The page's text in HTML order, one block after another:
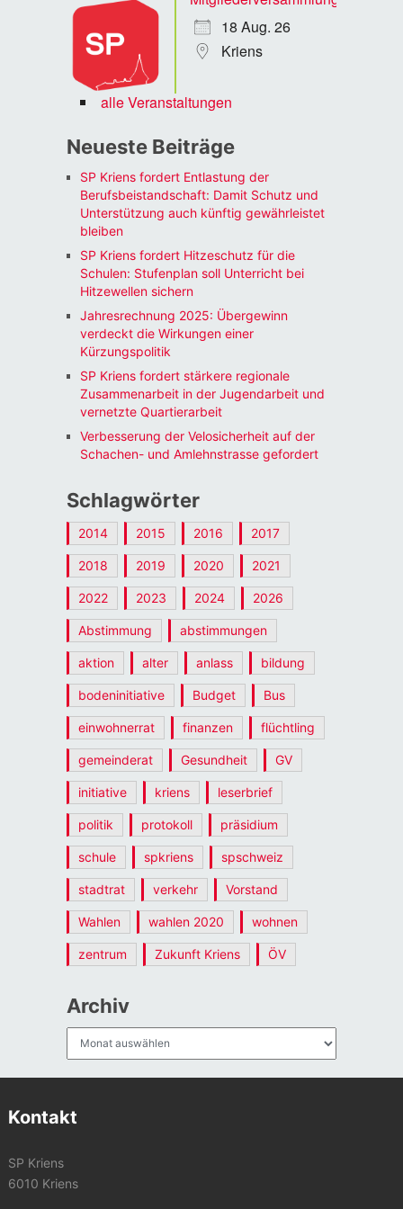
18 Aug. 26
Kriens
alle Veranstaltungen
Neueste Beiträge
SP Kriens fordert Entlastung der
Berufsbeistandschaft: Damit Schutz und
Unterstützung auch künftig gewährleistet
bleiben
SP Kriens fordert Hitzeschutz für die
Schulen: Stufenplan soll Unterricht bei
Hitzewellen sichern
Jahresrechnung 2025: Übergewinn
verdeckt die Wirkungen einer
Kürzungspolitik
SP Kriens fordert stärkere regionale
Zusammenarbeit in der Jugendarbeit und
vernetzte Quartierarbeit
Verbesserung der Velosicherheit auf der
Schachen- und Amlehnstrasse gefordert
Schlagwörter
2014 2015 2016 2017
2018 2019 2020 2021
2022 2023 2024 2026
Abstimmung abstimmungen
aktion alter anlass bildung
bodeninitiative Budget Bus
einwohnerrat finanzen flüchtling
gemeinderat Gesundheit GV
initiative kriens leserbrief
politik protokoll präsidium
schule spkriens spschweiz
stadtrat verkehr Vorstand
Wahlen wahlen 2020 wohnen
zentrum Zukunft Kriens ÖV
Archiv
Kontakt
SP Kriens
6010 Kriens